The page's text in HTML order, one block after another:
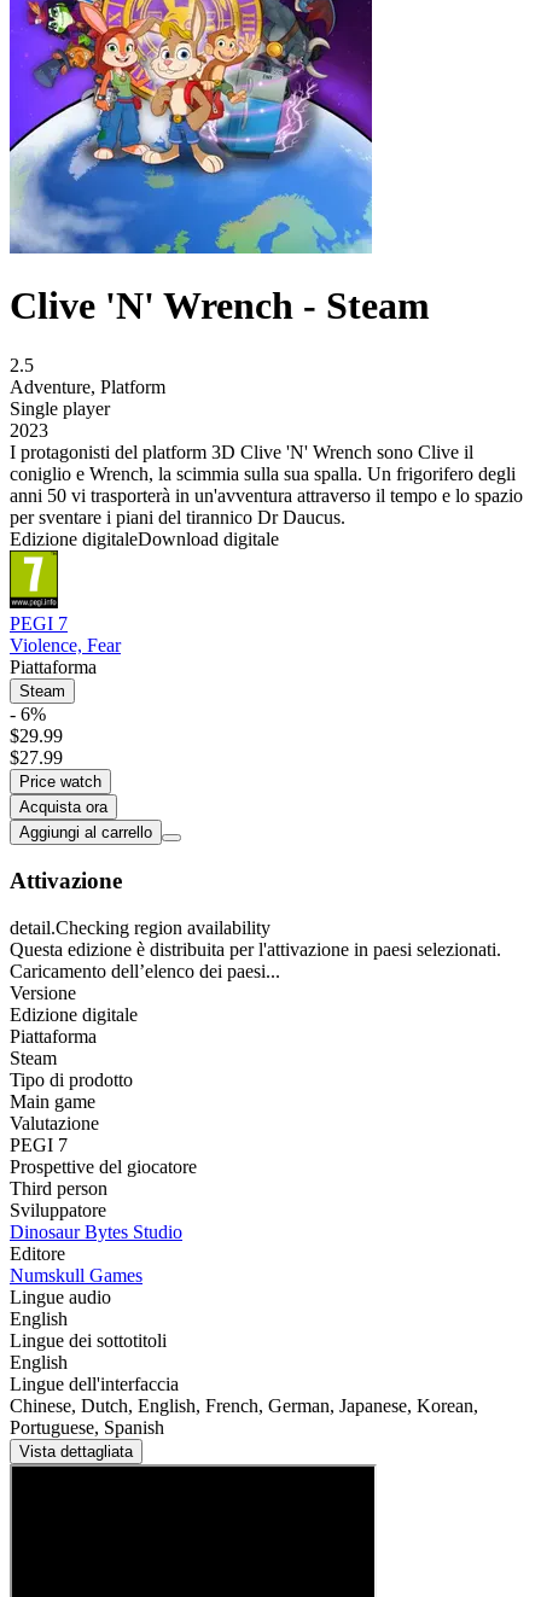
Clive 'N' Wrench - Steam
2.5
Adventure, Platform
Single player
2023
I protagonisti del platform 3D Clive 'N' Wrench sono Clive il
coniglio e Wrench, la scimmia sulla sua spalla. Un frigorifero degli
anni 50 vi trasporterà in un'avventura attraverso il tempo e lo spazio
per sventare i piani del tirannico Dr Daucus.
Edizione digitaleDownload digitale
PEGI 7
Violence, Fear
Piattaforma
Steam
- 6%
$29.99
$27.99
Price watch
Acquista ora
Aggiungi al carrello
Attivazione
detail.Checking region availability
Questa edizione è distribuita per l'attivazione in paesi selezionati.
Caricamento dell’elenco dei paesi...
Versione
Edizione digitale
Piattaforma
Steam
Tipo di prodotto
Main game
Valutazione
PEGI 7
Prospettive del giocatore
Third person
Sviluppatore
Dinosaur Bytes Studio
Editore
Numskull Games
Lingue audio
English
Lingue dei sottotitoli
English
Lingue dell'interfaccia
Chinese, Dutch, English, French, German, Japanese, Korean,
Portuguese, Spanish
Vista dettagliata